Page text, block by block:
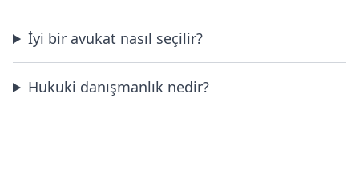
İyi bir avukat nasıl seçilir?
Hukuki danışmanlık nedir?